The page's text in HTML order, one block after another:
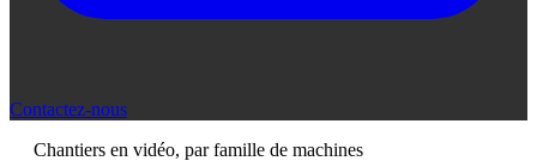
Contactez-nous
Chantiers en vidéo, par famille de machines